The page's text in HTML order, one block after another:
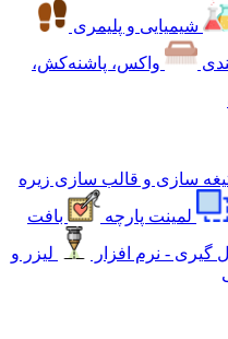
شیمیایی و پلیمری
واکس، پاشنه‌کش،
سازی و قالب سازی زیره
لمینت پارچه
بافت
- نرم افزار
لیزر و